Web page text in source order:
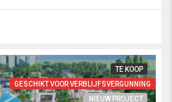
TE KOOP
GESCHIKT VOOR VERBLIJFSVERGUNNING
NIEUW PROJECT